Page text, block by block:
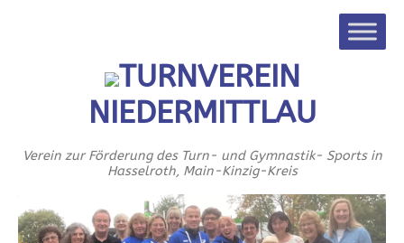
TURNVEREIN
NIEDERMITTLAU
Verein zur Förderung des Turn- und Gymnastik- Sports in
Hasselroth, Main-Kinzig-Kreis